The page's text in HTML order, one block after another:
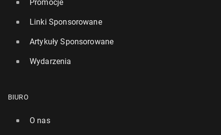
Promocje
Linki Sponsorowane
Artykuły Sponsorowane
Wydarzenia
BIURO
O nas